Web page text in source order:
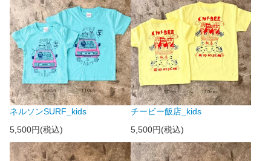
ネルソンSURF_kids
5,500円(税込)
チービー飯店_kids
5,500円(税込)